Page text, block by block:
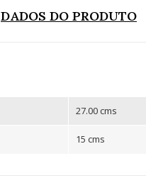
DADOS DO PRODUTO
27.00 cms
15 cms